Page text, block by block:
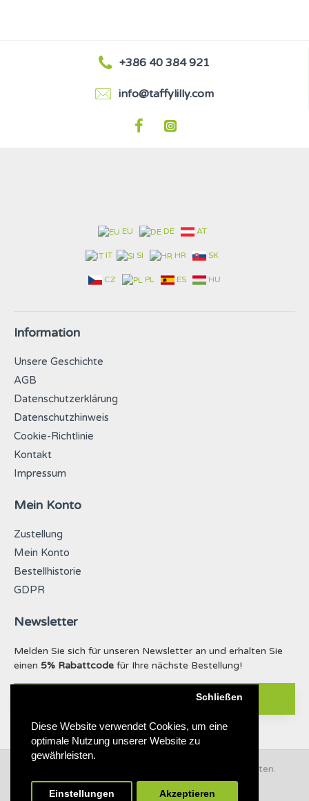
Diese Website verwendet Cookies, um eine
optimale Nutzung unserer Website zu
gewährleisten.
Schließen
Einstellungen Akzeptieren
+386 40 384 921
info@taffylilly.com
EU DE AT
IT SI HR SK
CZ PL ES HU
Information
Unsere Geschichte
AGB
Datenschutzerklärung
Datenschutzhinweis
Cookie-Richtlinie
Kontakt
Impressum
Mein Konto
Zustellung
Mein Konto
Bestellhistorie
GDPR
Newsletter
Melden Sie sich für unseren Newsletter an und erhalten Sie
einen 5% Rabattcode für Ihre nächste Bestellung!
ABONNIEREN
© 2019 - 2021 Taffy & Lilly. Alle Rechte vorbehalten.
Build with ❤ for dogs & nature